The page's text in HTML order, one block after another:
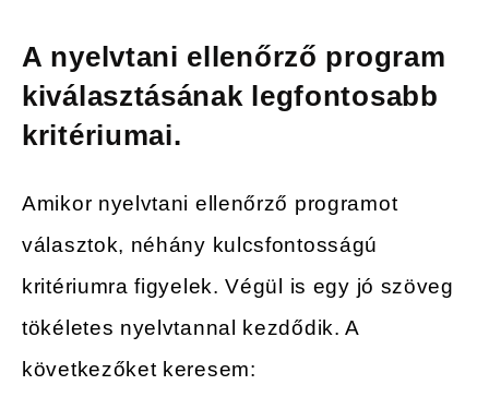
A nyelvtani ellenőrző program
kiválasztásának legfontosabb
kritériumai.
Amikor nyelvtani ellenőrző programot
választok, néhány kulcsfontosságú
kritériumra figyelek. Végül is egy jó szöveg
tökéletes nyelvtannal kezdődik. A
következőket keresem: